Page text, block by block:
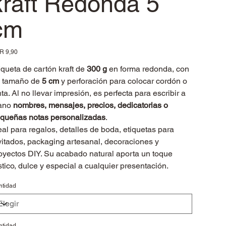
9,90
de cartón kraft de 300 gen forma redonda, con
tamaño de 5 cmy perforación para colocar cordón o
Al no llevar impresión, es perfecta para escribir a
nombres, mensajes, precios, dedicatorias o
notas personalizadas.
para regalos, detalles de boda, etiquetas para
packaging artesanal, decoraciones y
DIY. Su acabado natural aporta un toque
dulce y especial a cualquier presentación.